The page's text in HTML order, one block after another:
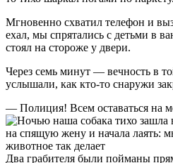
Мгновенно схватил телефон и
ехал, мы спрятались с детьми в
стоял на стороже у двери.
Через семь минут — вечность в
услышали, как кто-то снаружи
— Полиция! Всем оставаться на
Два грабителя были пойманы